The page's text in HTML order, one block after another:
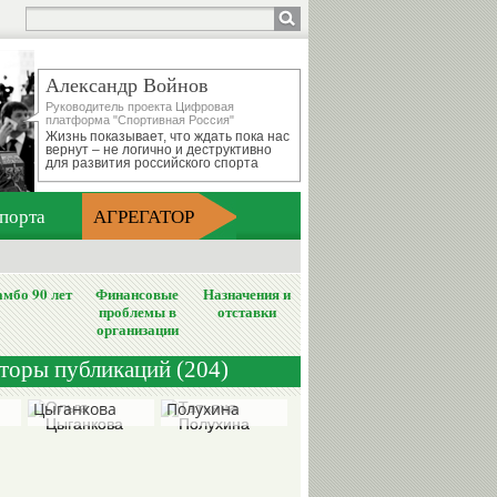
Александр Войнов
Руководитель проекта Цифровая
платформа "Спортивная Россия"
Жизнь показывает, что ждать пока нас
вернут – не логично и деструктивно
для развития российского спорта
АГРЕГАТОР
90 лет
Финансовые
проблемы в
организации
Назначения и
отставки
публикаций (204)
Ольга
Цыганкова
Татьяна
Полухина